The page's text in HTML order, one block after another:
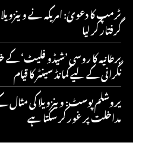
ٹرمپ کا دعویٰ: امریکہ نے
گرفتار کر لیا
برطانیہ کا روسی ’شیڈو فلیٹ‘ کے
نگرانی کے لیے کمانڈ سینٹر کا قیام
یروشلم پوسٹ: وینزویلا کی مثال
مداخلت پر غور کر سکتا ہے